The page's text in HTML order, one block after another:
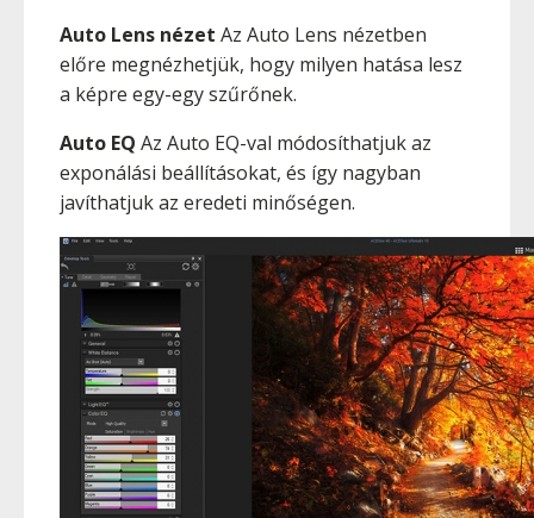
Auto Lens nézet Az Auto Lens nézetben
előre megnézhetjük, hogy milyen hatása lesz
a képre egy-egy szűrőnek.
Auto EQ Az Auto EQ-val módosíthatjuk az
exponálási beállításokat, és így nagyban
javíthatjuk az eredeti minőségen.